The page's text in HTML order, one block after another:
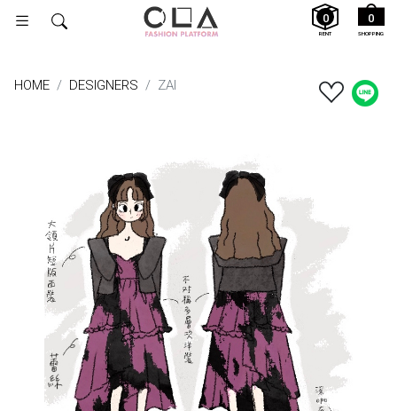
SHOPPING
0
RENT
0
HOME DESIGNERS ZAI